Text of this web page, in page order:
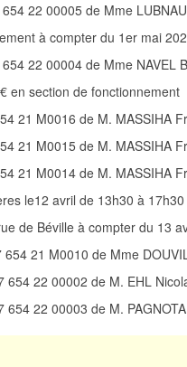
22 00005 de Mme
à compter du 1er mai
22 00004 de Mme NAVEL
en section de fonctionnement
21 M0016 de M. MASSIHA
21 M0015 de M. MASSIHA
21 M0014 de M. MASSIHA
le12 avril de 13h30 à 17h30
de Béville à compter du 13
21 M0010 de Mme
654 22 00002 de M. EHL
22 00003 de M.